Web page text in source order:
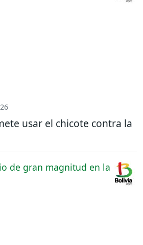
usar el chicote contra la